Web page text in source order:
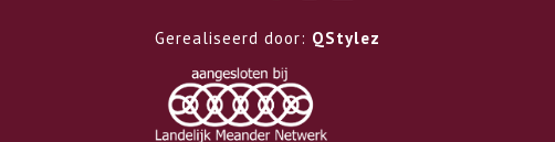
Gerealiseerd door: QStylez